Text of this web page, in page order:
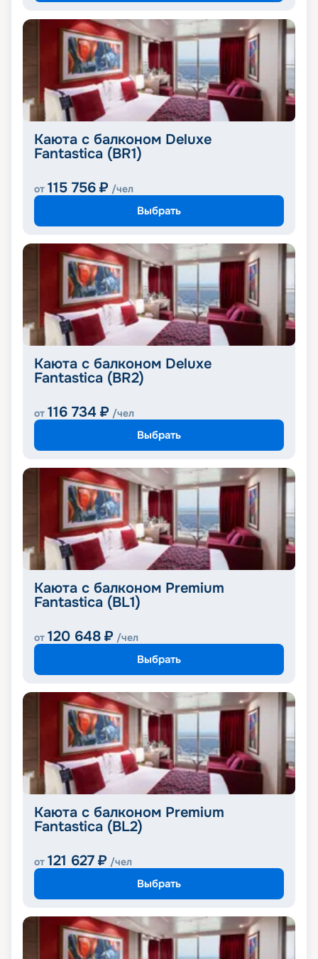
Каюта с балконом Deluxe
Fantastica (BR1)
от 115 756 ₽ /чел
Выбрать
Каюта с балконом Deluxe
Fantastica (BR2)
от 116 734 ₽ /чел
Выбрать
Каюта с балконом Premium
Fantastica (BL1)
от 120 648 ₽ /чел
Выбрать
Каюта с балконом Premium
Fantastica (BL2)
от 121 627 ₽ /чел
Выбрать